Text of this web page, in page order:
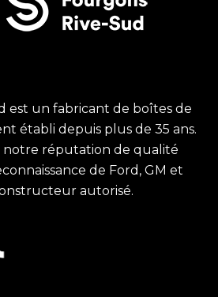
est un fabricant de boîtes de
établi depuis plus de 35 ans.
réputation de qualité
de Ford, GM et
autorisé.